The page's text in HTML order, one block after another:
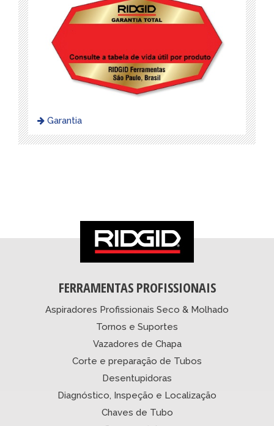
Garantia
FERRAMENTAS PROFISSIONAIS
Aspiradores Profissionais Seco & Molhado
Tornos e Suportes
Vazadores de Chapa
Corte e preparação de Tubos
Desentupidoras
Diagnóstico, Inspeção e Localização
Chaves de Tubo